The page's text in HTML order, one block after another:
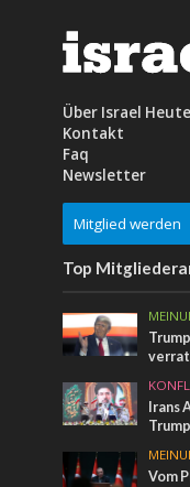
Über Israel Heute
Kontakt
Faq
Newsletter
Mitglied werden
Top
Irans
Vom